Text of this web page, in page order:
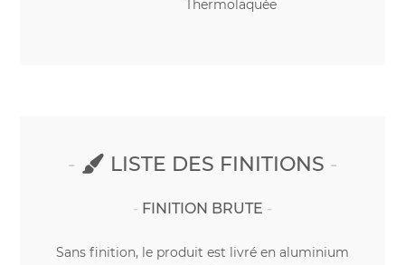
Thermolaquée
LISTE DES FINITIONS
FINITION BRUTE
Sans finition, le produit est livré en aluminium